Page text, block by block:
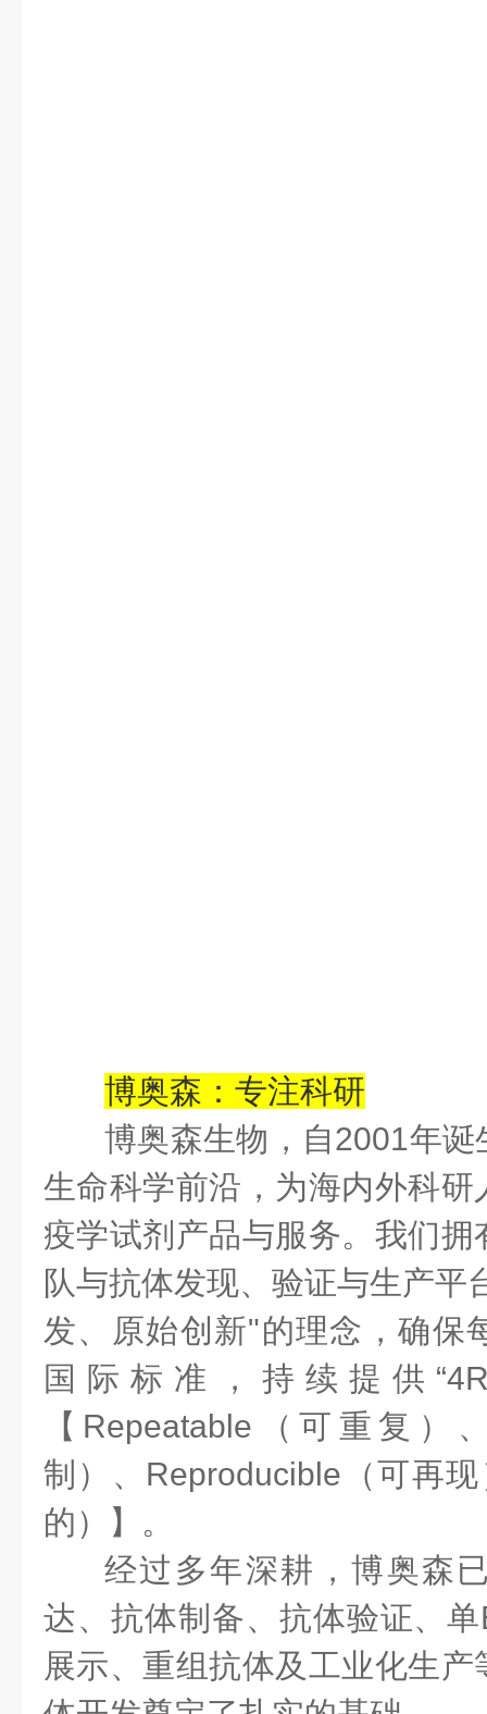
博奥森：专注科研
博奥森生物，自2001年诞
生命科学前沿，为海内外科
疫学试剂产品与服务。我们
队与抗体发现、验证与生产平
发、原始创新"的理念，确保
国际标准，持续提供“
【 Repeatable （可重复）
制）、 Reproducible （可再
的）】。
经过多年深耕，博奥森
达、抗体制备、抗体验证、单
展示、重组抗体及工业化生